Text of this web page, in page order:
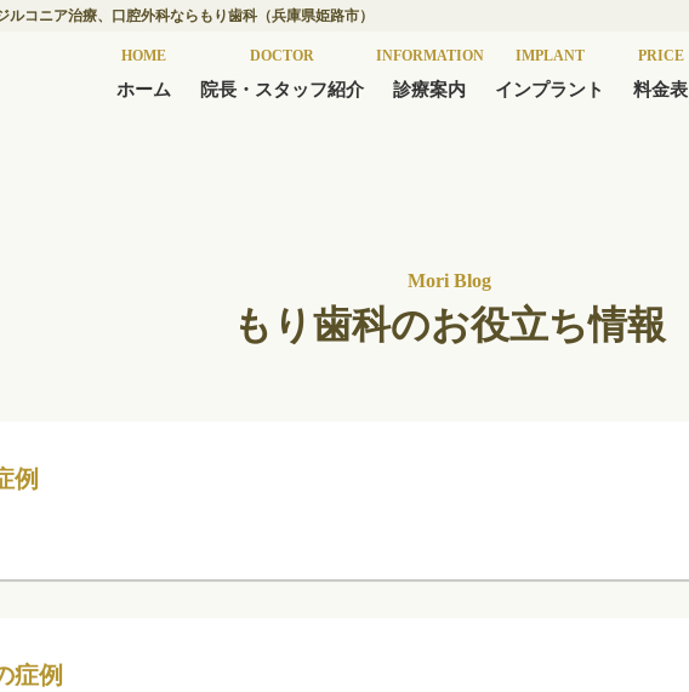
コニア治療、口腔外科ならもり歯科（兵庫県姫路市）
HOME
ホーム
DOCTOR
院長・スタッフ紹介
INFORMATION
診療案内
IMPLANT
インプラント
PRICE
料金表
Mori Blog
もり歯科のお役立ち情報
例
症例